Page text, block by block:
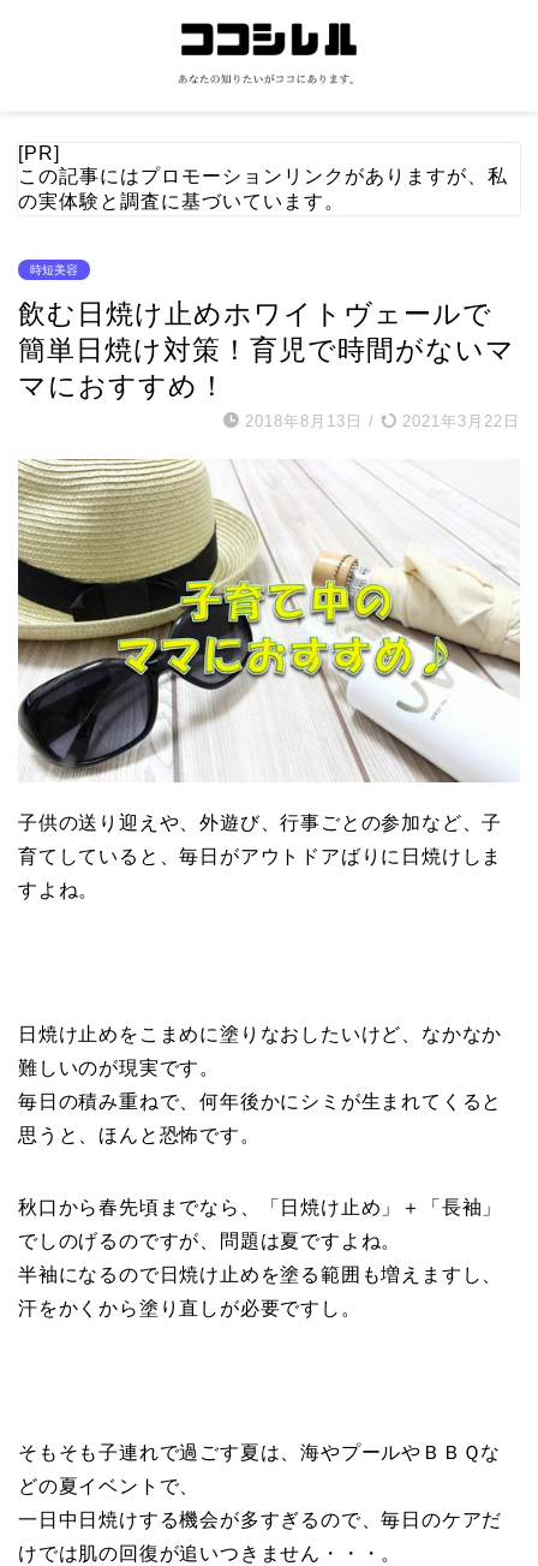
[PR]
この記事にはプロモーションリンクがありますが、私
の実体験と調査に基づいています。
時短美容
飲む日焼け止めホワイトヴェールで
簡単日焼け対策！育児で時間がないマ
マにおすすめ！
2018年8月13日 / 2021年3月22日
子供の送り迎えや、外遊び、行事ごとの参加など、子
育てしていると、毎日がアウトドアばりに日焼けしま
すよね。
日焼け止めをこまめに塗りなおしたいけど、なかなか
難しいのが現実です。
毎日の積み重ねで、何年後かにシミが生まれてくると
思うと、ほんと恐怖です。
秋口から春先頃までなら、「日焼け止め」＋「長袖」
でしのげるのですが、問題は夏ですよね。
半袖になるので日焼け止めを塗る範囲も増えますし、
汗をかくから塗り直しが必要ですし。
そもそも子連れで過ごす夏は、海やプールやＢＢＱな
どの夏イベントで、
一日中日焼けする機会が多すぎるので、毎日のケアだ
けでは肌の回復が追いつきません・・・。